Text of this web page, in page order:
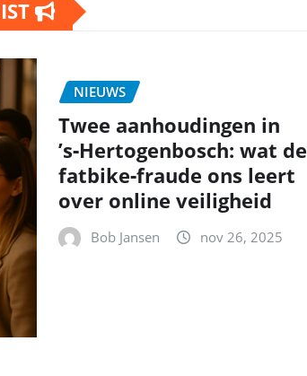
NIEUWS
Twee aanhoudingen in
’s‑Hertogenbosch: wat de
fatbike‑fraude ons leert
over online veiligheid
Bob Jansen nov 26, 2025